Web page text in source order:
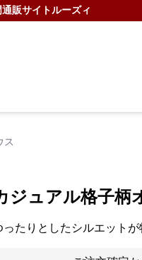
販サイトルーズィ
ス
ジュアル格子柄
ったりとしたシルエット